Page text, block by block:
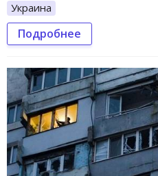
Украина
Подробнее